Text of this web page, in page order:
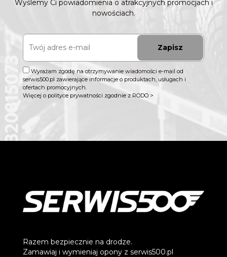
Wyślemy Ci powiadomienia o atrakcyjnych promocjach i
nowościach.
Zapisz
Wyrażam zgodę na otrzymywanie wiadomości e-mail od
serwis500.pl zawierające informacje o produktach, usługach i
ofertach promocyjnych.
Więcej o polityce prywatności zgodnie z RODO >
Razem bezpiecznie na drodze.
Zamawiaj i wymieniaj opony z serwis500.pl